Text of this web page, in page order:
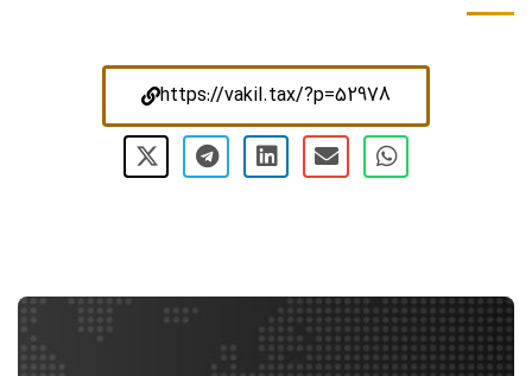
https://vakil.tax/?p=52978